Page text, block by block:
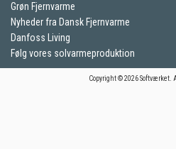
Grøn Fjernvarme
Nyheder fra Dansk Fjernvarme
Danfoss Living
Følg vores solvarmeproduktion
Copyright © 2026 Softværket.